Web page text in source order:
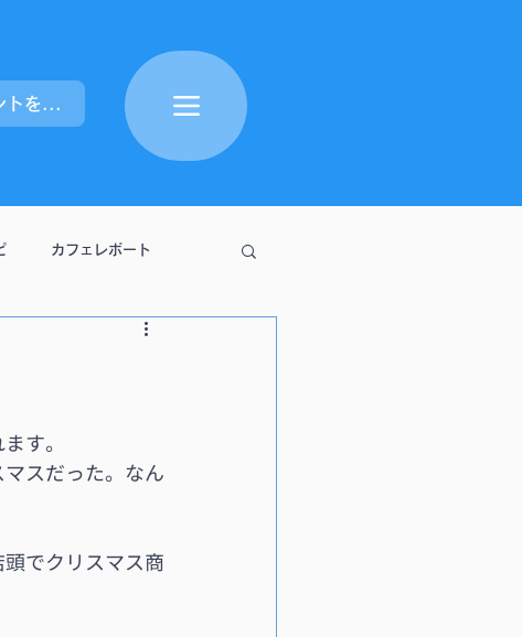
ポイントを表示
カフェレポート
す。
スだった。なん
でクリスマス商